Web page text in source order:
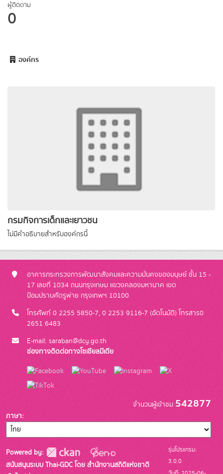
ผู้ติดตาม
0
องค์กร
กรมกิจการเด็กและเยาวชน
ไม่มีคำอธิบายสำหรับองค์กรนี้
อาคารกระทรวงการพัฒนาสังคมและความมั่นคงของมนุษย์ ชั้น 15 -
17 เลขที่ 1034 ถนนกรุงเกษม แขวงคลองมหานาค เขต
ป้อมปราบศัตรูพ่าย กรุงเทพฯ 10100
โทรศัพท์ 0 2255 5850-7, 0 2253 9116-7 (อัตโนมัติ) โทรสาร0
2651 6483
E-mail: saraban@dcy.go.th
ช่องทางติดต่อทางโซเชียลมีเดีย
จำนวนผู้เข้าชม 542877
ภาษา
Powered by:
สนับสนุนระบบ Thai-GDC โดย สำนักงานสถิติแห่งชาติ
รุ่นโปรแกรม:
3.0.0